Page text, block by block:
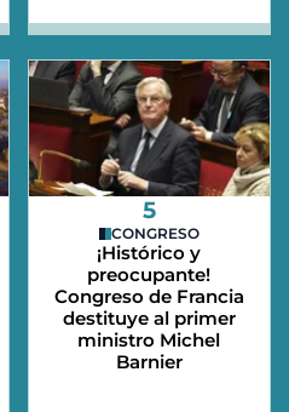
5
CONGRESO
¡Histórico y
preocupante!
Congreso de Francia
destituye al primer
ministro Michel
Barnier